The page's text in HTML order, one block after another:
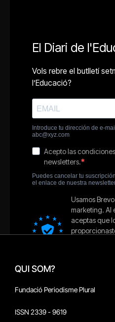
QUI SOM?
Fundació Periodisme Plural
ISSN 2339 - 9619